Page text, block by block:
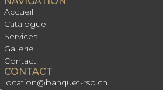
CONTACT
location@banquet-rsb.ch
Accueil
Catalogue
Services
Gallerie
Contact